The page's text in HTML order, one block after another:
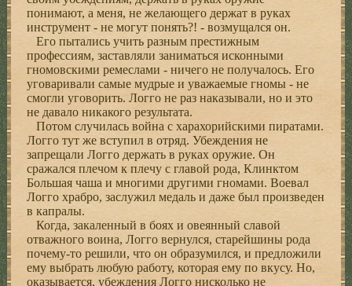
понимают, а меня, не желающего держат в руках
инструмент - не могут понять?! - возмущался он.
Его пытались учить разным престижным
профессиям, заставляли заниматься исконными
гномовскими ремеслами - ничего не получалось. Его
уговаривали самые мудрые и уважаемые гномы - не
смогли уговорить. Логго не раз наказывали, но и это
не давало никакого результата.
Потом случилась война с харахорийскими пиратами.
Логго тут же вступил в отряд. Убеждения не
запрещали Логго держать в руках оружие. Он
сражался плечом к плечу с главой рода, Клинктом
Большая чаша и многими другими гномами. Воевал
Логго храбро, заслужил медаль и даже был произведен
в капралы.
Когда, закаленный в боях и овеянный славой
отважного воина, Логго вернулся, старейшины рода
почему-то решили, что он образумился, и предложили
ему выбрать любую работу, которая ему по вкусу. Но,
оказывается, убеждения Логго нисколько не